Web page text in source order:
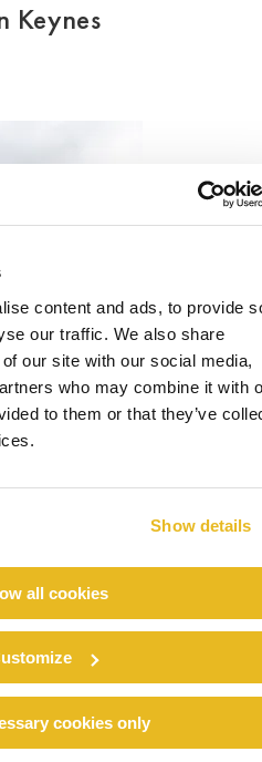
content and ads, to provide
our traffic. We also share
our site with our social media,
who may combine it with
to them or that they’ve
Show details
all cookies
cookies only
Keynes
shelter Stein